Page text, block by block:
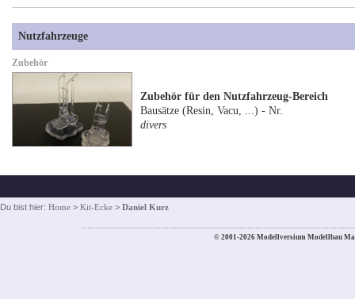
Nutzfahrzeuge
Zubehör
Zubehör für den Nutzfahrzeug-Bereich
Bausätze (Resin, Vacu, ...) - Nr.
divers
Du bist hier: Home > Kit-Ecke > Daniel Kurz
© 2001-2026 Modellversium Modellbau